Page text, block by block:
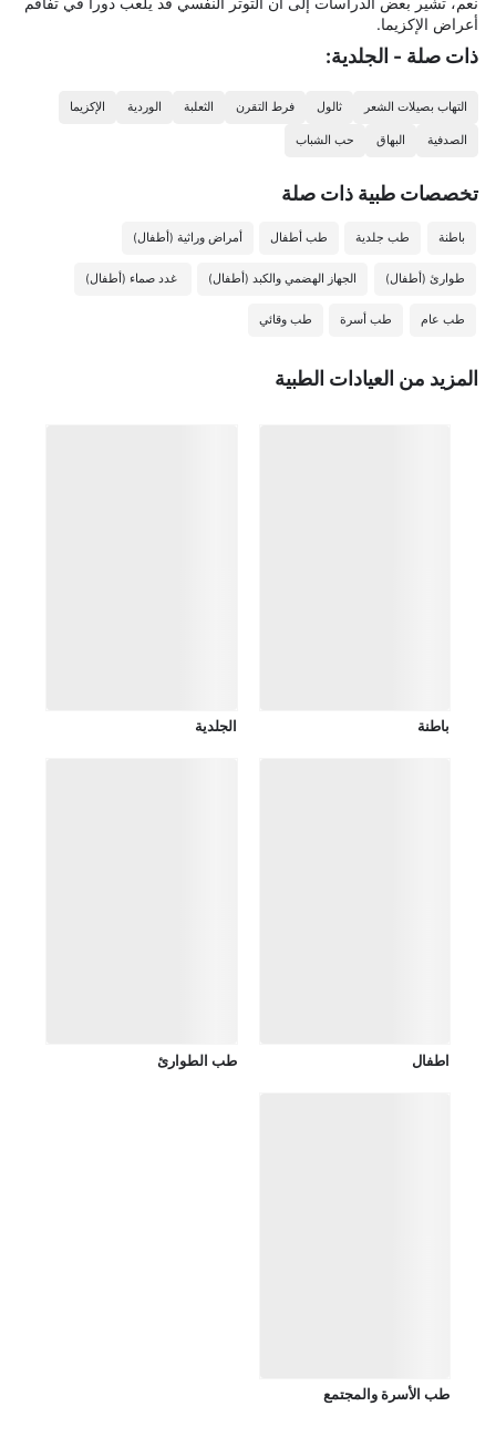
أعراض الإكزيما.
ذات صلة - الجلدية:
التهاب بصيلات الشعر ثالول فرط التقرن الثعلبة الوردية الإكزيما
الصدفية البهاق حب الشباب
تخصصات طبیة ذات صلة
باطنة طب جلدية طب أطفال أمراض وراثية (أطفال)
طوارئ (أطفال) الجهاز الهضمي والكبد (أطفال) غدد صماء (أطفال)
طب عام طب أسرة طب وقائي
المزيد من العيادات الطبية
باطنة الجلدية
اطفال طب الطوارئ
طب الأسرة والمجتمع